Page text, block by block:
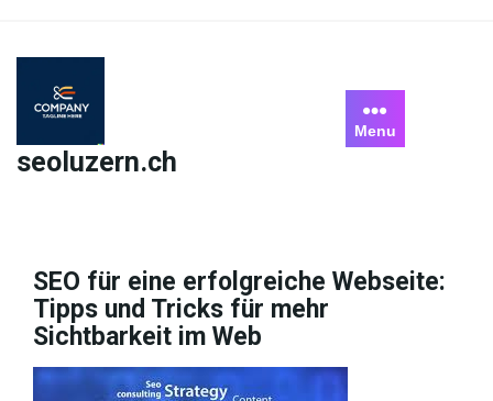
content
seoluzern.ch
Menu
SEO für eine erfolgreiche Webseite:
Tipps und Tricks für mehr
Sichtbarkeit im Web